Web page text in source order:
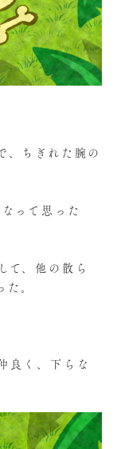
、ちぎれた腕の
って思った
て、他の散ら
。
良く、下らな